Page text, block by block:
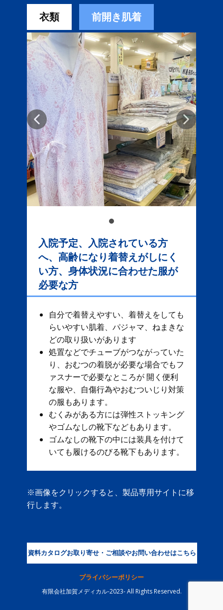
衣類 前開き肌着
入院予定、入院されている方
へ、高齢になり着替えがしにく
い方、身体状況に合わせた服が
必要な方
自分で着替えやすい、着替えをしても
らいやすい肌着、パジャマ、ねまきな
どの取り扱いがあります
処置などでチューブがつながっていた
り、おむつの着脱が必要な場合でもフ
ァスナーで必要なところが 開く便利
な服や、自傷行為やおむついじり対策
の服もあります。
むくみがある方には弾性ストッキング
やゴムなしの靴下などもあります。
ゴムなしの靴下の中には装具を付けて
いても履けるのびる靴下もあります。
※画像をクリックすると、製品専用サイトに移
行します。
資料カタログお取り寄せ・ご相談やお問い合わせはこちら
プライバシーポリシー
有限会社加賀メディカル-2023- All Rights Reserved.